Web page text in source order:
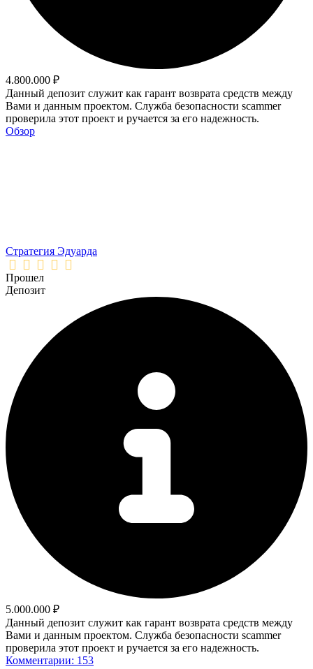
4.800.000 ₽
Данный депозит служит как гарант возврата средств между
Вами и данным проектом. Служба безопасности scammer
проверила этот проект и ручается за его надежность.
Обзор
Стратегия Эдуарда
Прошел
Депозит
5.000.000 ₽
Данный депозит служит как гарант возврата средств между
Вами и данным проектом. Служба безопасности scammer
проверила этот проект и ручается за его надежность.
Комментарии: 153